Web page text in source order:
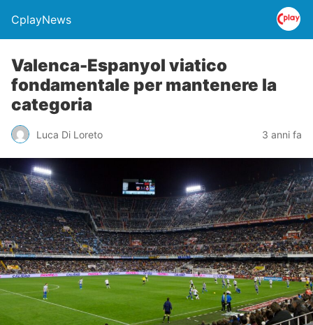
CplayNews
Valenca-Espanyol viatico
fondamentale per mantenere la
categoria
Luca Di Loreto 3 anni fa